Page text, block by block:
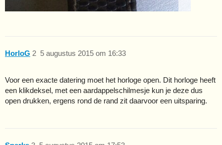
HorloG 5 augustus 2015 om 16:33
2
Voor een exacte datering moet het horloge open. Dit horloge heeft
een klikdeksel, met een aardappelschilmesje kun je deze dus
open drukken, ergens rond de rand zit daarvoor een uitsparing.